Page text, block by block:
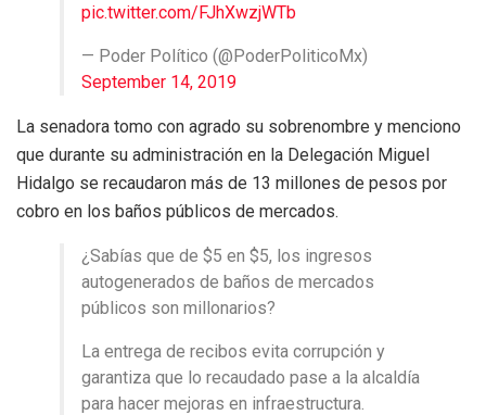
pic.twitter.com/FJhXwzjWTb
— Poder Político (@PoderPoliticoMx)
September 14, 2019
La senadora tomo con agrado su sobrenombre y menciono
que durante su administración en la Delegación Miguel
Hidalgo se recaudaron más de 13 millones de pesos por
cobro en los baños públicos de mercados.
¿Sabías que de $5 en $5, los ingresos
autogenerados de baños de mercados
públicos son millonarios?
La entrega de recibos evita corrupción y
garantiza que lo recaudado pase a la alcaldía
para hacer mejoras en infraestructura.